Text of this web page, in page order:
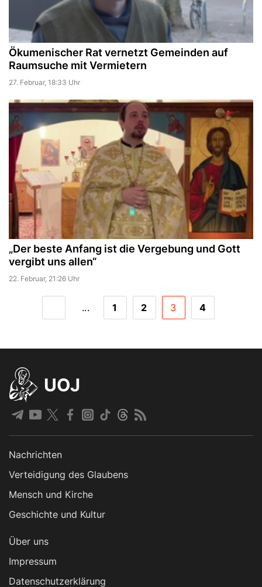
Ökumenischer Rat vernetzt Gemeinden auf
Raumsuche mit Vermietern
27. Februar, 18:33 Uhr
„Der beste Anfang ist die Vergebung und Gott
vergibt uns allen“
22. Februar, 21:26 Uhr
... 1 2 3 4
UOJ
Nachrichten
Verteidigung des Glaubens
Mensch und Kirche
Geschichte und Kultur
Über uns
Impressum
Datenschutzerklärung